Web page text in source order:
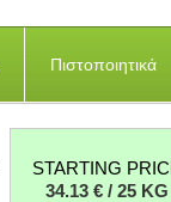
Πιστοποιητικά
STARTING
34.13 € / 25 KG